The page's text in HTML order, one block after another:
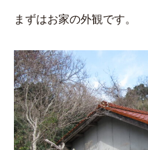
まずはお家の外観です。